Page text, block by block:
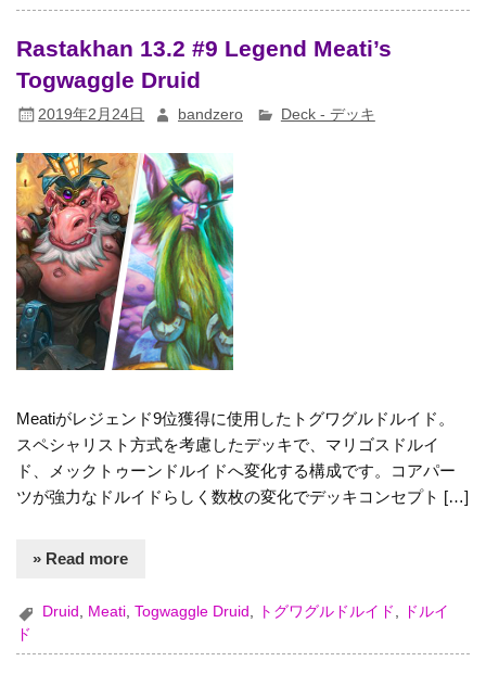
Rastakhan 13.2 #9 Legend Meati’s
Togwaggle Druid
2019年2月24日 bandzero Deck - デッキ
Meatiがレジェンド9位獲得に使用したトグワグルドルイド。
スペシャリスト方式を考慮したデッキで、マリゴスドルイ
ド、メックトゥーンドルイドへ変化する構成です。コアパー
ツが強力なドルイドらしく数枚の変化でデッキコンセプト […]
» Read more
Druid , Meati,Togwaggle Druid , トグワグルドルイド ,
ドルイ
ド